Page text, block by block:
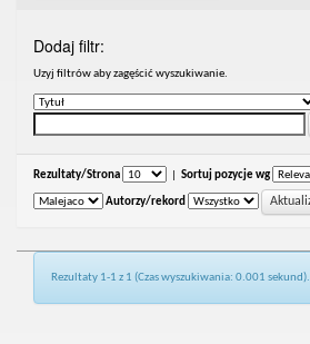
Dodaj filtr:
Uzyj filtrów aby zagęścić wyszukiwanie.
Rezultaty/Strona Sortuj pozycje wg
Autorzy/rekord
Rezultaty 1-1 z 1 (Czas wyszukiwania: 0.001 sekund).